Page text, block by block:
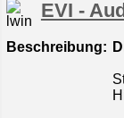
EVI -
Beschreibung: